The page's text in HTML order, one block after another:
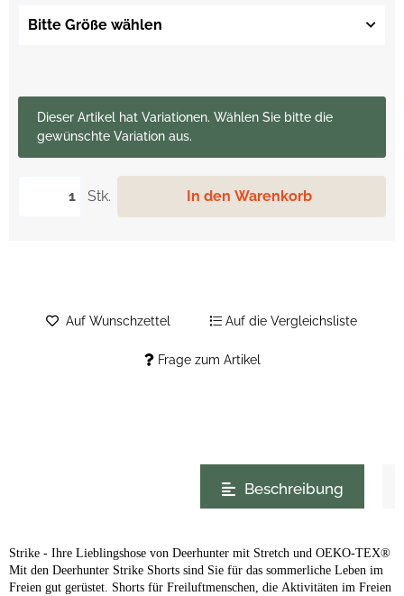
Bitte Größe wählen
Stk. In den Warenkorb
xDieser Artikel hat Variationen. Wählen Sie bitte die
gewünschte Variation aus.
Frage zum Artikel
Auf Wunschzettel Auf die Vergleichsliste
Beschreibung
Strike - Ihre Lieblingshose von Deerhunter mit Stretch und OEKO-TEX®
Mit den Deerhunter Strike Shorts sind Sie für das sommerliche Leben im
Freien gut gerüstet. Shorts für Freiluftmenschen, die Aktivitäten im Freien